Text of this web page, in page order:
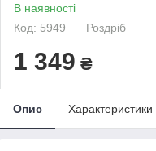
В наявності
Код: 5949
Роздріб
1 349 ₴
Опис Характеристики